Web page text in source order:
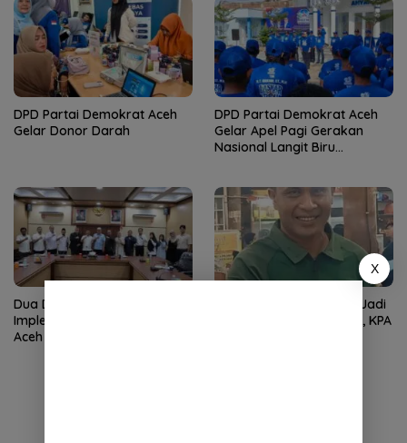
DPD Partai Demokrat Aceh
Gelar Donor Darah
DPD Partai Demokrat Aceh
Gelar Apel Pagi Gerakan
Nasional Langit Biru
Dua Dekade MoU Helsinki,
Implementasi Kewenangan
Aceh Masih Jadi Tantangan
Wan Malaya Dipercaya Jadi
Pj Ketua PA Nagan Raya, KPA
X